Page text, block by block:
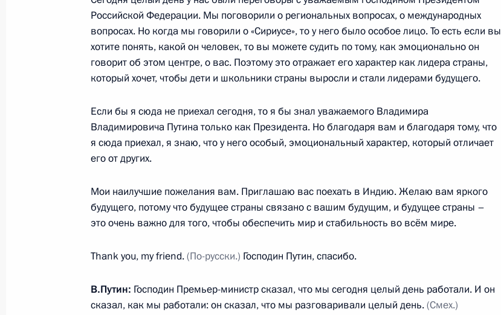
20 августа 2018 года, 14:20
Встреча с Премьер-министром Индии Нарендрой Моди
Посещение культурно-этнографического центра «Моя Россия»
21 мая 2018 года, 20:20
Посещение образовательного центра «Сириус»
Встреча с Премьер-министром Индии Нарендрой Моди
Российской Федерации. Мы поговорили о региональных вопросах, о международных
вопросах. Но когда мы говорили о «Сириусе», то у него было особое лицо. То есть если вы
хотите понять, какой он человек, то вы можете судить по тому, как эмоционально он
говорит об этом центре, о вас. Поэтому это отражает его характер как лидера страны,
который хочет, чтобы дети и школьники страны выросли и стали лидерами будущего.
Если бы я сюда не приехал сегодня, то я бы знал уважаемого Владимира
Владимировича Путина только как Президента. Но благодаря вам и благодаря тому, что
я сюда приехал, я знаю, что у него особый, эмоциональный характер, который отличает
его от других.
Мои наилучшие пожелания вам. Приглашаю вас поехать в Индию. Желаю вам яркого
будущего, потому что будущее страны связано с вашим будущим, и будущее страны –
это очень важно для того, чтобы обеспечить мир и стабильность во всём мире.
Thank you, my friend.(По-русски.) Господин Путин, спасибо.
В.Путин: Господин Премьер-министр сказал, что мы сегодня целый день работали. И он
сказал, как мы работали: он сказал, что мы разговаривали целый день.(Смех.)